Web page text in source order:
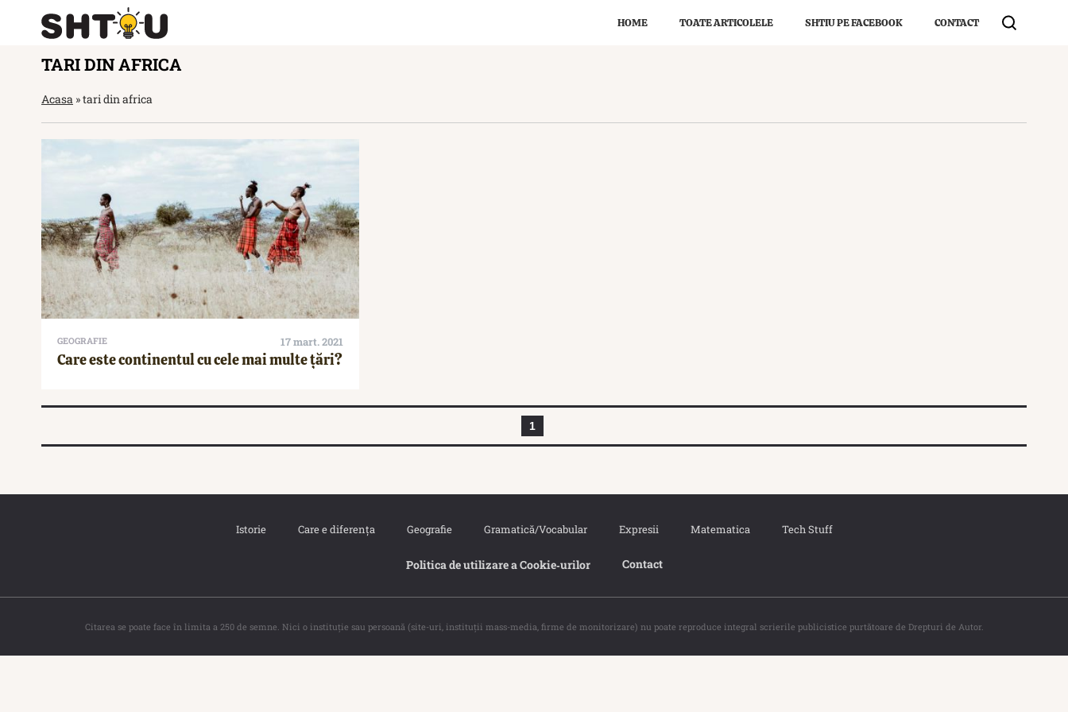
HOME TOATE ARTICOLELE SHTIU PE FACEBOOK CONTACT
TARI DIN AFRICA
Acasa »tari din africa
GEOGRAFIE 17 mart. 2021
Care este continentul cu cele mai multe țări?
1
Istorie Care e diferența Geografie Gramatică/Vocabular Expresii Matematica Tech Stuff
Politica de utilizare a Cookie‐urilor Contact
Citarea se poate face în limita a 250 de semne. Nici o instituţie sau persoană (site-uri, instituţii mass-media, firme de monitorizare) nu poate reproduce integral scrierile publicistice purtătoare de Drepturi de Autor.